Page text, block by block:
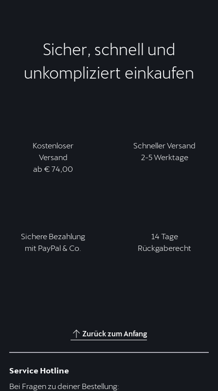
Sicher, schnell und
unkompliziert einkaufen
Kostenloser
Versand
ab € 74,00
Schneller Versand
2-5 Werktage
Sichere Bezahlung
mit PayPal & Co.
14 Tage
Rückgaberecht
Zurück zum Anfang
Service Hotline
Bei Fragen zu deiner Bestellung: